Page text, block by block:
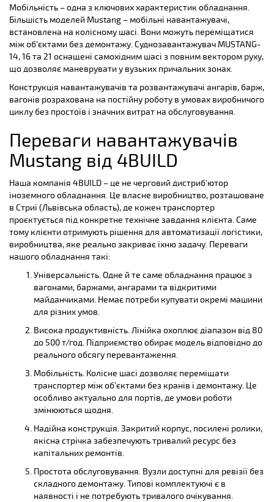
Мобільність – одна з ключових характеристик обладнання.
Більшість моделей Mustang – мобільні навантажувачі,
встановлена на колісному шасі. Вони можуть переміщатися
між об’єктами без демонтажу. Суднозавантажувач MUSTANG-
14, 16 та 21 оснащені самохідним шасі з повним вектором руху,
що дозволяє маневрувати у вузьких причальних зонах.
Конструкція навантажувачів та розвантажувачі ангарів, барж,
вагонів розрахована на постійну роботу в умовах виробничого
циклу без простоїв і значних витрат на обслуговування.
Переваги навантажувачів
Mustang від 4BUILD
Наша компанія 4BUILD – це не черговий дистриб’ютор
іноземного обладнання. Це власне виробництво, розташоване
в Стриї (Львівська область), де кожен транспортер
проєктується під конкретне технічне завдання клієнта. Саме
тому клієнти отримують рішення для автоматизації логістики,
виробництва, яке реально закриває їхню задачу. Переваги
нашого обладнання такі:
Універсальність. Одне й те саме обладнання працює з
вагонами, баржами, ангарами та відкритими
майданчиками. Немає потреби купувати окремі машини
для різних умов.
Висока продуктивність. Лінійка охоплює діапазон від 80
до 500 т/год. Підприємство обирає модель відповідно до
реального обсягу перевантаження.
Мобільність. Колісне шасі дозволяє переміщати
транспортер між об’єктами без кранів і демонтажу. Це
особливо актуально для портів, де умови роботи
змінюються щодня.
Надійна конструкція. Закритий корпус, посилені ролики,
якісна стрічка забезпечують тривалий ресурс без
капітальних ремонтів.
Простота обслуговування. Вузли доступні для ревізії без
складного демонтажу. Типові комплектуючі є в
наявності і не потребують тривалого очікування.